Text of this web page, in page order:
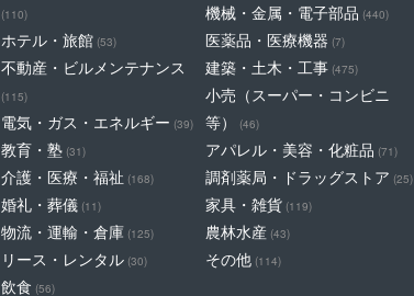
(110)
ホテル・旅館 (53)
不動産・ビルメンテナンス
(115)
電気・ガス・エネルギー (39)
教育・塾 (31)
介護・医療・福祉 (168)
婚礼・葬儀 (11)
物流・運輸・倉庫 (125)
リース・レンタル (30)
飲食 (56)
機械・金属・電子部品 (440)
医薬品・医療機器 (7)
建築・土木・工事 (475)
小売（スーパー・コンビニ
等）
(46)
アパレル・美容・化粧品 (71)
調剤薬局・ドラッグストア (25)
家具・雑貨 (119)
農林水産 (43)
その他 (114)